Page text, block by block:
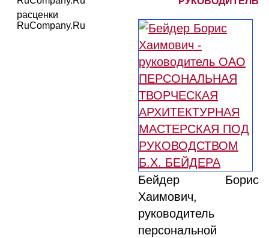
расценки
RuCompany.Ru
Бейдер Борис
Хаимович,
руководитель
персональной